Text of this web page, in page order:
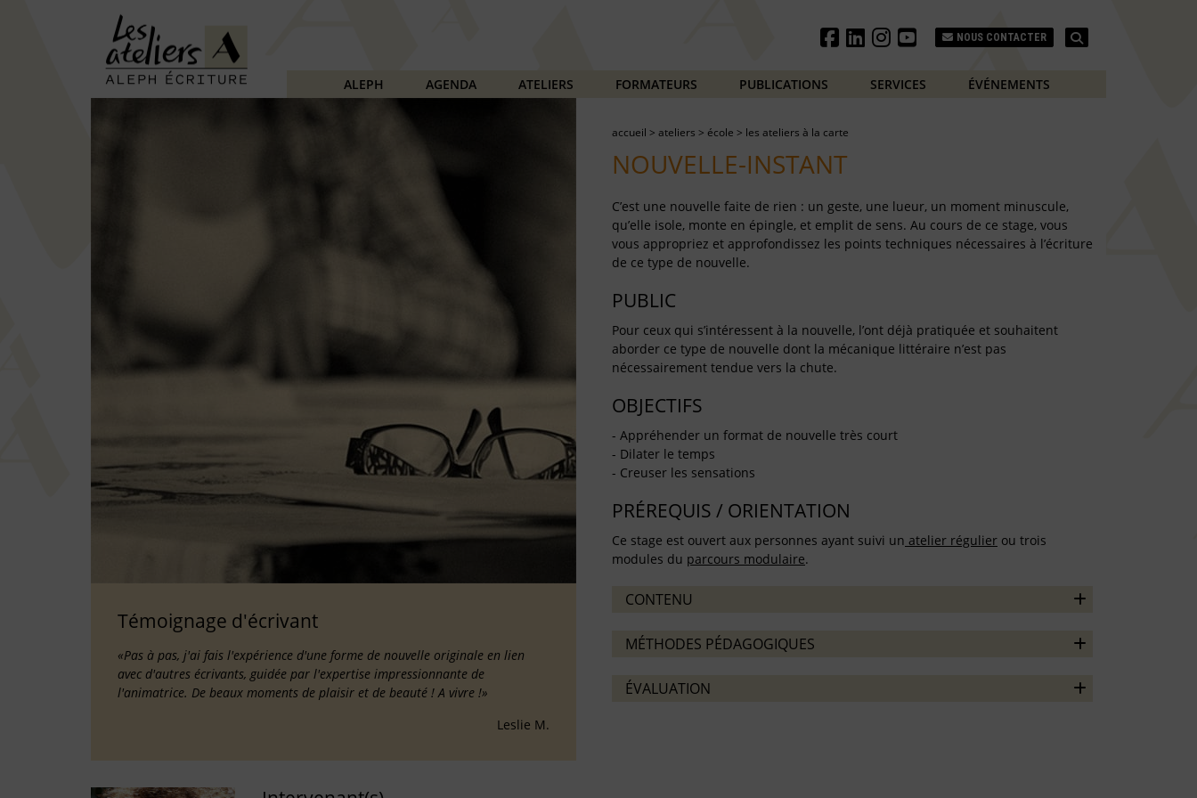
NOUS CONTACTER
ALEPH AGENDA ATELIERS FORMATEURS PUBLICATIONS SERVICES ÉVÉNEMENTS
Témoignage d'écrivant
«Pas à pas, j'ai fais l'expérience d'une forme de nouvelle originale en lien
avec d'autres écrivants, guidée par l'expertise impressionnante de
l'animatrice. De beaux moments de plaisir et de beauté ! A vivre !»
Leslie M.
accueil > ateliers > école > les ateliers à la carte
NOUVELLE-INSTANT
C’est une nouvelle faite de rien : un geste, une lueur, un moment minuscule,
qu’elle isole, monte en épingle, et emplit de sens. Au cours de ce stage, vous
vous appropriez et approfondissez les points techniques nécessaires à l’écriture
de ce type de nouvelle.
PUBLIC
Pour ceux qui s’intéressent à la nouvelle, l’ont déjà pratiquée et souhaitent
aborder ce type de nouvelle dont la mécanique littéraire n’est pas
nécessairement tendue vers la chute.
OBJECTIFS
- Appréhender un format de nouvelle très court
- Dilater le temps
- Creuser les sensations
PRÉREQUIS / ORIENTATION
Ce stage est ouvert aux personnes ayant suivi un atelier régulier ou trois
modules du parcours modulaire.
CONTENU
MÉTHODES PÉDAGOGIQUES
ÉVALUATION